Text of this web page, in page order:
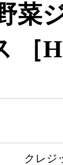
菜
［
クレジ